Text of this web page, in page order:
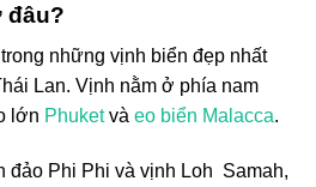
đâu?
những vịnh biển đẹp nhất
Lan. Vịnh nằm ở phía nam
lớn Phuketvà eo biển Malacca.
đảo Phi Phi và vịnh Loh Samah,